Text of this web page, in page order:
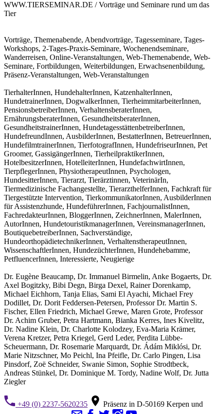
WWW.TIERSEMINAR.DE / Vorträge und Seminare rund um das
Tier
Vorträge, Themenabende, Abendvorträge, Tagesseminare, Tages-
Workshops, 2-Tages-Praxis-Seminare, Wochenendseminare,
Wanderreisen, Online-Veranstaltungen, Web-Themenabende, Web-
Seminare, Fortbildungen, Weiterbildungen, Erwachsenenbildung,
Präsenz-Veranstaltungen, Web-Veranstaltungen
TierhalterInnen, HundehalterInnen, KatzenhalterInnen,
HundetrainerInnen, DogwalkerInnen, TierheimmitarbeiterInnen,
PensionsbetreiberInnen, VerhaltensberaterInnen,
ErnährungsberaterInnen, GesundheitsberaterInnen,
GesundheitstrainerInnen, HundetagesstättenbetreiberInnen,
HundefreundInnen, AusbilderInnen, BestatterInnen, BetreuerInnen,
HundefilmtrainerInnen, TierfotografInnen, HundefriseurInnen, Pet
Groomer, GassigängerInnen, TierheilpraktikerInnen,
HotelbesitzerInnen, HotelleiterInnen, HundefachwirtInnen,
TierpflegerInnen, PhysiotherapeutInnen, Psychologen,
HundesitterInnen, Tierarzt, Tierärztinnen, VeterinärIn,
Tiermedizinische Fachangestellte, TierarzthelferInnen, Fachkraft für
Tiergestützte Intervention, TierkommunikatorInnen, AusbilderInnen
für Assistenzhunde, HundeführerInnen, FachjournalistInnen,
FachredakteurInnen, BloggerInnen, ZeichnerInnen, MalerInnen,
AutorInnen, HundetouristikmanagerInnen, VereinsmanagerInnen,
BoutiquebetreiberInnen, Sachverständige,
HundeorthopädietechnikerInnen, VerhaltenstherapeutInnen,
WissenschaftlerInnen, HundezüchterInnen, Hundehebamme,
PetfluencerInnen, Interessierte, Neugierige
Dr. Eugène Beaucamp, Dr. Immanuel Birmelin, Anke Bogaerts, Dr.
Axel Bogitzky, Bibi Degn, Birga Dexel, Rainer Dorenkamp,
Michael Eichhorn, Tanja Elias, Sami El Ayachi, Michael Frey
Dodillet, Dr. Dorit Feddersen-Petersen, Professor Dr. Martin S.
Fischer, Ellen Friedrich, Michael Grewe, Maren Grote, Professor
Dr. Achim Gruber, Petra Hartmann, Bianka Kerres, Ines Kivelitz,
Dr. Nadine Klein, Dr. Charlotte Kolodzey, Eva-Maria Krämer,
Verena Kretzer, Petra Kriegel, Gerd Leder, Perdita Lübbe-
Scheuermann, Dr. Rosemarie Marquardt, Dr. Ádám Miklósi, Dr.
Marie Nitzschner, Mo Peichl, Ina Pfeifle, Dr. Carlo Pingen, Lisa
Pinsdorf, Zoë Schneider, Swanie Simon, Sophie Strodtbeck,
Andreas Stünkel, Dr. Dominique M. Tordy, Nadine Wolf, Dr. Jutta
Ziegler
+49 (0) 2237-5620235
Präsenz in D-50169 Kerpen und